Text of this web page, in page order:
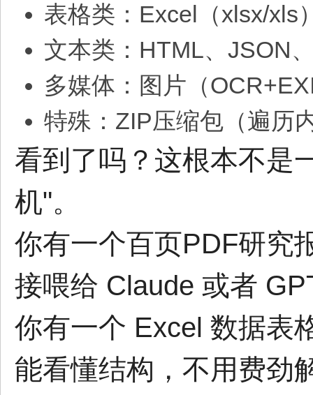
表格类：Excel（xlsx/xls
文本类：HTML、JSON
多媒体：图片（
特殊：ZIP压缩包（遍历
看到了吗？这根本不是
机"。
你有一个百页PDF研究
接喂给 Claude 或者
你有一个 Excel 数据表
能看懂结构，不用费劲